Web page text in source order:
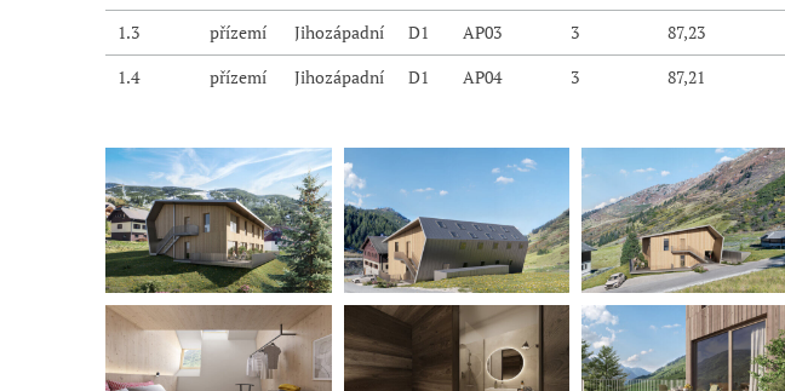
1.3
přízemí Jihozápadní D1 AP03 3 87,23
1.4
přízemí Jihozápadní D1 AP04 3 87,21